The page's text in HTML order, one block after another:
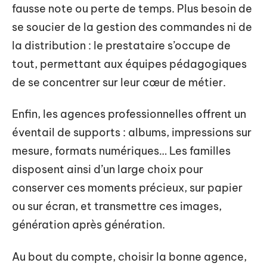
fausse note ou perte de temps. Plus besoin de
se soucier de la gestion des commandes ni de
la distribution : le prestataire s’occupe de
tout, permettant aux équipes pédagogiques
de se concentrer sur leur cœur de métier.
Enfin, les agences professionnelles offrent un
éventail de supports : albums, impressions sur
mesure, formats numériques… Les familles
disposent ainsi d’un large choix pour
conserver ces moments précieux, sur papier
ou sur écran, et transmettre ces images,
génération après génération.
Au bout du compte, choisir la bonne agence,